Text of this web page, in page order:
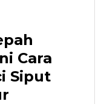
Cara
Siput